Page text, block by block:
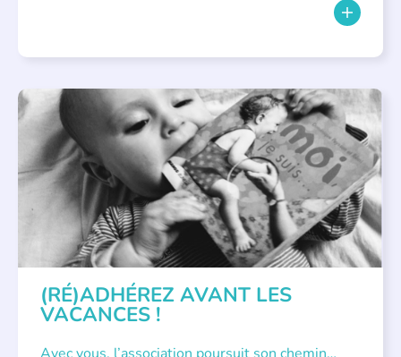
APPEL À SOUTIEN
(RÉ)ADHÉREZ AVANT LES
VACANCES !